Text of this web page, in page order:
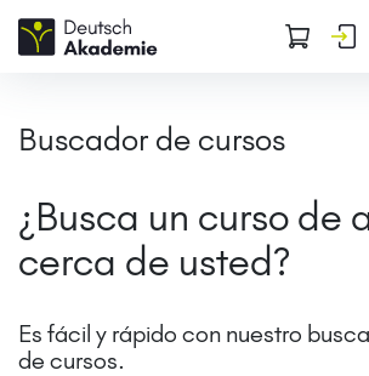
Buscador de cursos
¿Busca un curso de
cerca de usted?
Es fácil y rápido con nuestro
de cursos.